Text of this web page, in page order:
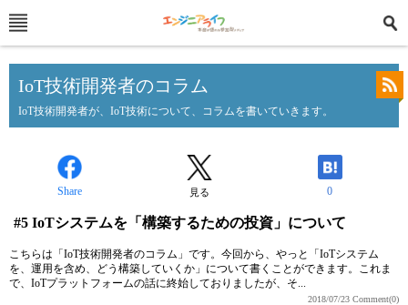
IoT技術開発者のコラム
IoT技術開発者が、IoT技術について、コラムを書いていきます。
Share 見る 0
#5 IoTシステムを「構築するための投資」について
こちらは「IoT技術開発者のコラム」です。今回から、やっと「IoTシステム
を、運用を含め、どう構築していくか」について書くことができます。これま
で、IoTプラットフォームの話に終始しておりましたが、そ...
2018/07/23 Comment(0)